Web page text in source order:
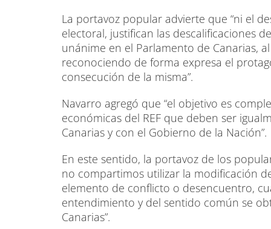
La portavoz popular advierte que “ni el
electoral, justifican las descalificaciones
unánime en el Parlamento de Canarias,
reconociendo de forma expresa el
consecución de la misma”.
Navarro agregó que “el objetivo es
económicas del REF que deben ser
Canarias y con el Gobierno de la Nación”.
En este sentido, la portavoz de los
no compartimos utilizar la modificación
elemento de conflicto o desencuentro,
entendimiento y del sentido común se
Canarias”.